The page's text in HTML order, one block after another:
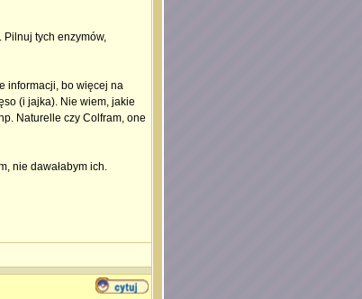
Pilnuj tych enzymów,
informacji, bo więcej na
(i jajka). Nie wiem, jakie
Naturelle czy Colfram, one
nie dawałabym ich.